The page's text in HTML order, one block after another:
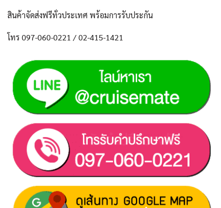
สินค้าจัดส่งฟรีทั่วประเทศ พร้อมการรับประกัน
โทร 097-060-0221 / 02-415-1421